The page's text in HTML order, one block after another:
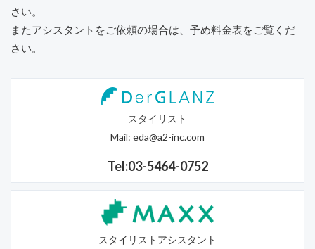
さい。
またアシスタントをご依頼の場合は、予め料金表をご覧くだ
さい。
スタイリスト
Mail: eda@a2-inc.com
Tel:03-5464-0752
スタイリストアシスタント